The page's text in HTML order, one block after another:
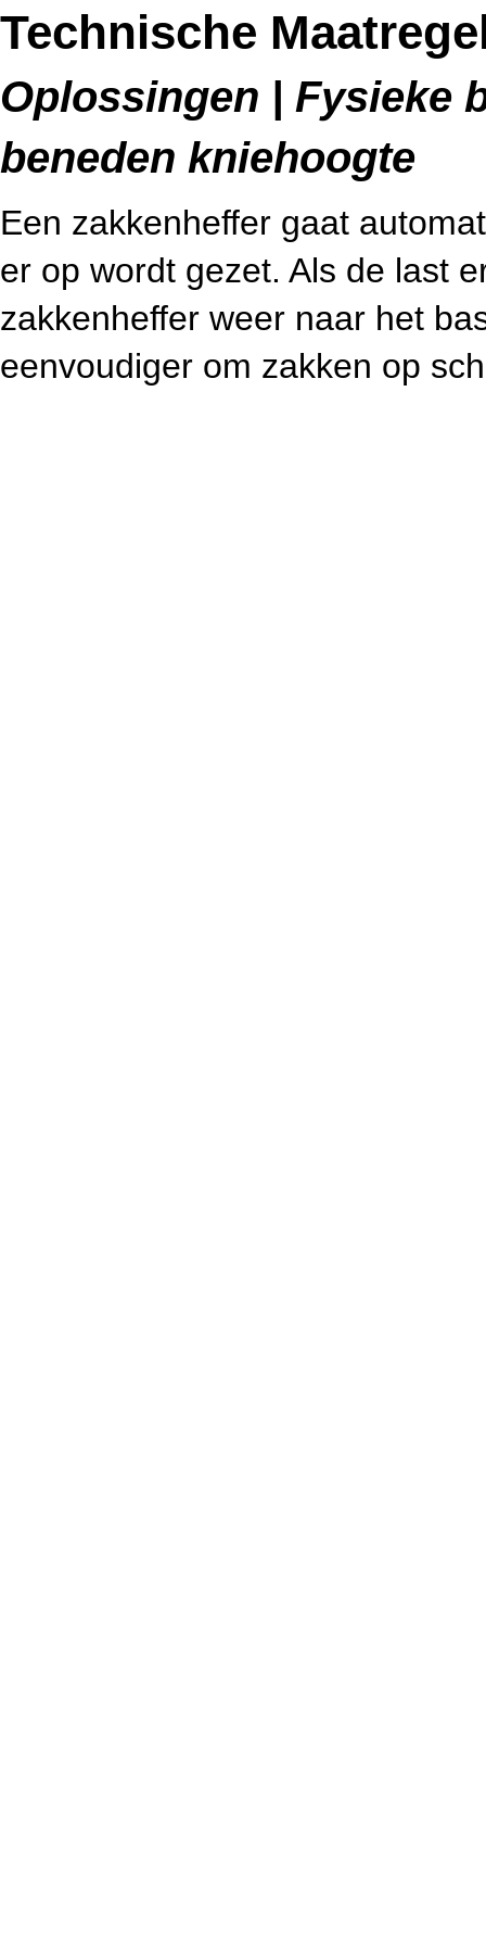
Technische
Oplossingen | Fysieke
beneden kniehoogte
Een zakkenheffer gaat
er op wordt gezet. Als de last
zakkenheffer weer naar het
eenvoudiger om zakken op